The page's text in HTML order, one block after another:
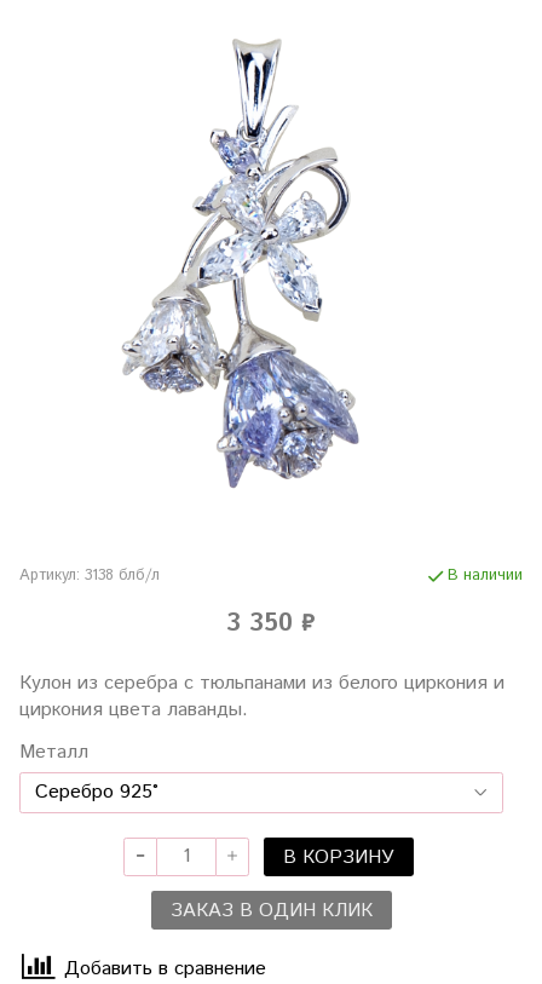
Артикул: 3138 блб/л В наличии
3 350 ₽
Кулон из серебра с тюльпанами из белого циркония и
циркония цвета лаванды.
Металл
В КОРЗИНУ
ЗАКАЗ В ОДИН КЛИК
Добавить в сравнение